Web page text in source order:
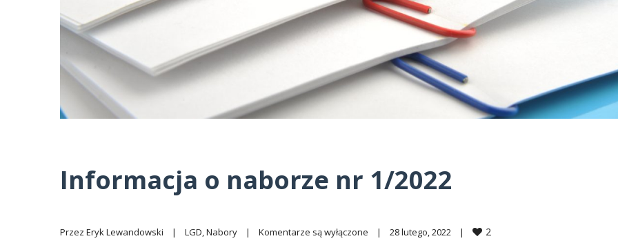
Informacja o naborze nr 1/2022
Przez Eryk Lewandowski | LGD, Nabory | Komentarze są wyłączone | 28 lutego, 2022 | 2